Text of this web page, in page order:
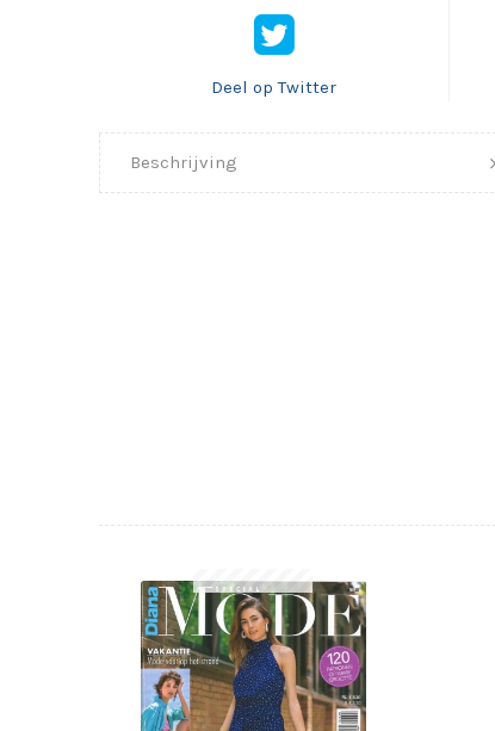
Deel op Twitter
Beschrijving